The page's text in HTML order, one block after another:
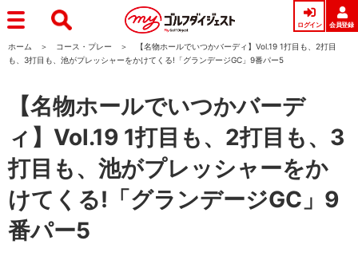
ログイン 会員登録
ホーム コース・プレー
【名物ホールでいつかバーディ】Vol.19 1打目も、2打目
も、3打目も、池がプレッシャーをかけてくる!「グランデージGC」9番パー5
【名物ホールでいつかバーデ
ィ】Vol.19 1打目も、2打目も、3
打目も、池がプレッシャーをか
けてくる!「グランデージGC」9
番パー5